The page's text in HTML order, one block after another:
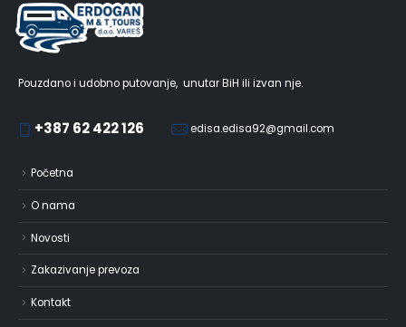
Pouzdano i udobno putovanje, unutar BiH ili izvan nje.
+387 62 422 126 edisa.edisa92@gmail.com
Početna
O nama
Novosti
Zakazivanje prevoza
Kontakt